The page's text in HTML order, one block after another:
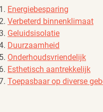
Energiebesparing
Verbeterd binnenklimaat
Geluidsisolatie
Duurzaamheid
Onderhoudsvriendelijk
Esthetisch aantrekkelijk
Toepasbaar op diverse